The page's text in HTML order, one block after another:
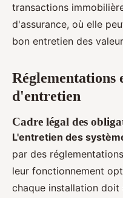
transactions
d'assurance, où elle
bon entretien des
Réglementations
d'entretien
Cadre légal des
L'entretien des
par des
leur fonctionnement
chaque installation